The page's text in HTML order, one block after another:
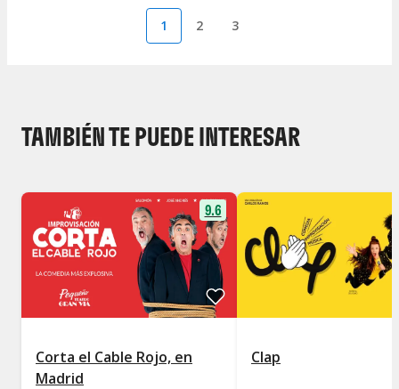
1 2 3
TAMBIÉN TE PUEDE INTERESAR
9.6
Corta el Cable Rojo, en
Madrid
Clap